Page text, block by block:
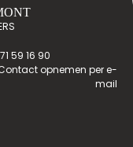
59 16 90
opnemen per e-
mail